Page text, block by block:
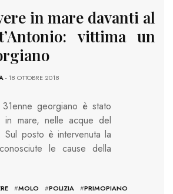
in mare davanti al
vittima un
- 18 OTTOBRE 2018
georgiano è stato
in mare, nelle acque del
Sul posto è intervenuta la
le cause della
#MOLO #POLIZIA #PRIMOPIANO